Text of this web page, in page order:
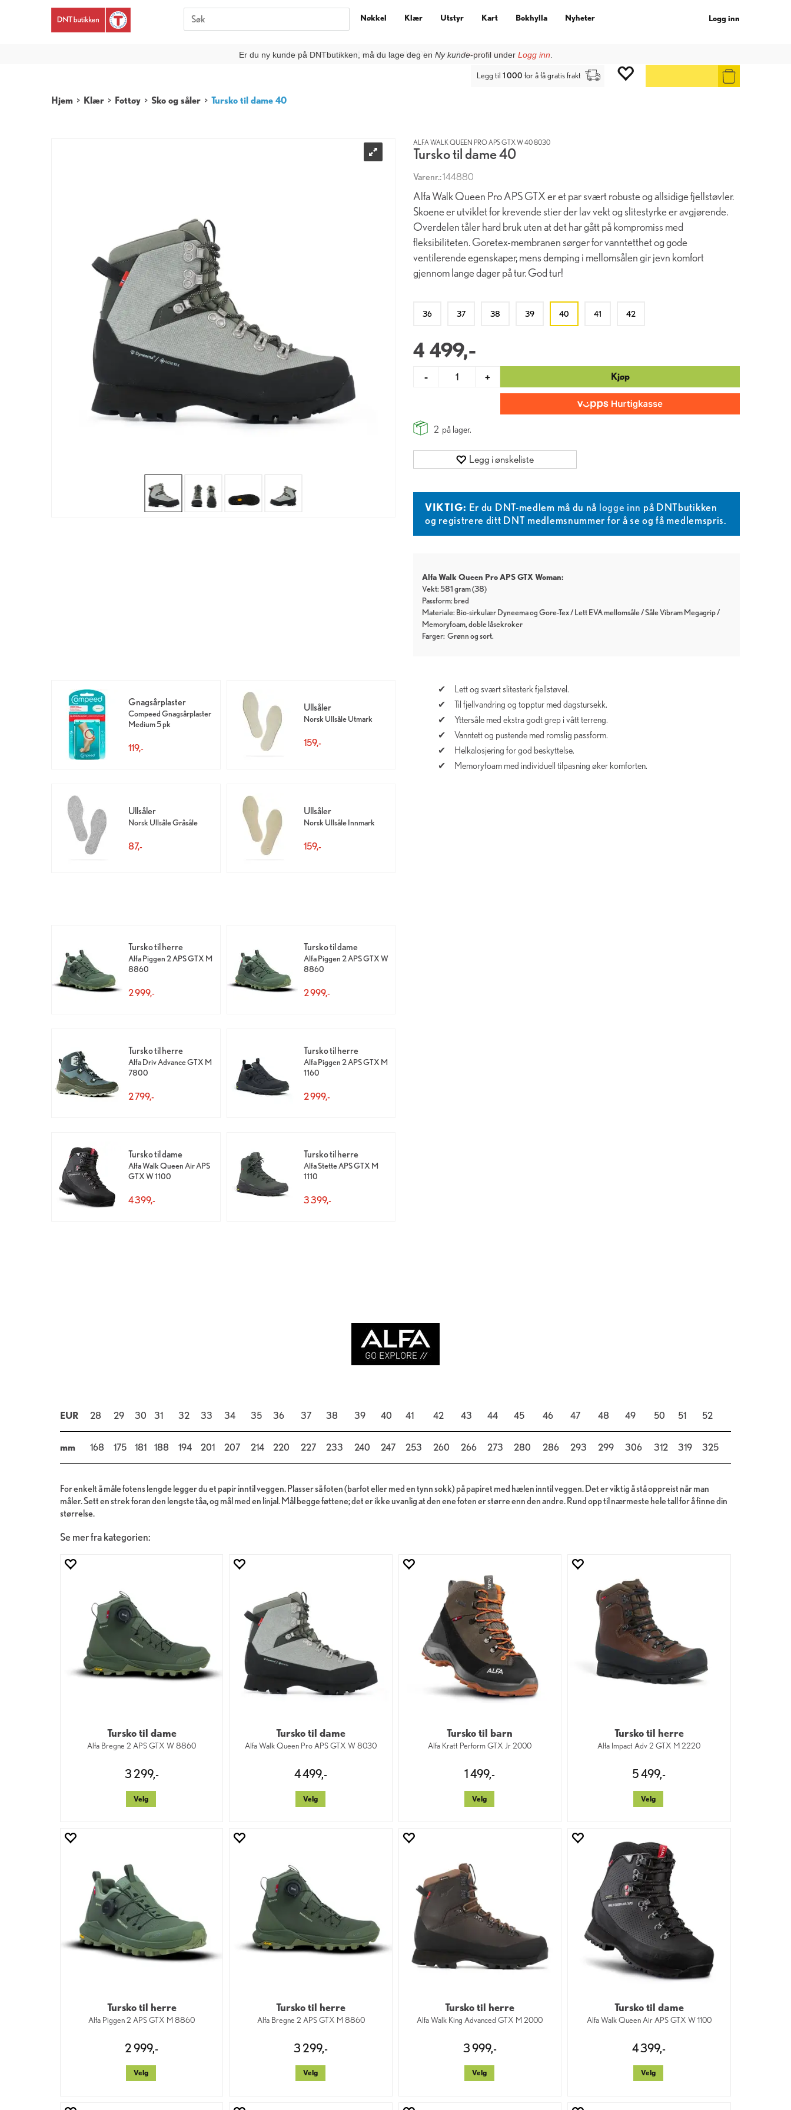
Logg inn
Er du ny kunde på DNTbutikken, må du lage deg en Ny kunde-profil under Logg inn
Nøkkel Klær Utstyr Kart Bokhylla Nyheter
Legg til 1 000 for å få gratis frakt
Hjem > Klær > Fottøy > Sko og såler > Tursko til dame 40
ALFA WALK QUEEN PRO APS GTX W 40 8030
Tursko til dame 40
Varenr.:144880
Alfa Walk Queen Pro APS GTX er et par svært robuste og allsidige fjellstøvler.
Skoene er utviklet for krevende stier der lav vekt og slitestyrke er avgjørende.
Overdelen tåler hard bruk uten at det har gått på kompromiss med
fleksibiliteten. Goretex-membranen sørger for vanntetthet og gode
ventilerende egenskaper, mens demping i mellomsålen gir jevn komfort
gjennom lange dager på tur. God tur!
36 37 38 39 40 41 42
4 499,-
- + Kjøp
2 på lager.
Legg i ønskeliste
VIKTIG: Er du DNT-medlem må du nå logge inn på DNTbutikken
og registrere ditt DNT medlemsnummer for å se og få medlemspris.
Alfa Walk Queen Pro APS GTX Woman:
Vekt: 581 gram (38)
Passform: bred
Materiale: Bio-sirkulær Dyneema og Gore-Tex / Lett EVA mellomsåle / Såle Vibram Megagrip /
Memoryfoam, doble låsekroker
Farger: Grønn sort
Gnagsårplaster
Compeed Gnagsårplaster
Medium 5 pk
119,-
Ullsåler
Norsk Ullsåle Utmark
159,-
Ullsåler
Norsk Ullsåle Gråsåle
87,-
Ullsåler
Norsk Ullsåle Innmark
159,-
Tursko til herre
Alfa Piggen 2 APS GTX M
8860
2 999,-
Tursko til dame
Alfa Piggen 2 APS GTX W
8860
2 999,-
Tursko til herre
Alfa Driv Advance GTX M
7800
2 799,-
Tursko til herre
Alfa Piggen 2 APS GTX M
1160
2 999,-
Tursko til dame
Alfa Walk Queen Air APS
GTX W 1100
4 399,-
Tursko til herre
Alfa Stette APS GTX M
1110
3 399,-
Lett og svært slitesterk fjellstøvel.
Til fjellvandring og topptur med dagstursekk.
Yttersåle med ekstra godt grep i vått terreng.
Vanntett og pustende med romslig passform.
Helkalosjering for god beskyttelse.
Memoryfoam med individuell tilpasning øker komforten.
EUR 28 29 30 31 32 33 34 35 36 37 38 39 40 41 42 43 44 45 46 47 48 49 50 51 52
mm 168 175 181 188 194 201 207 214 220 227 233 240 247 253 260 266 273 280 286 293 299 306 312 319 325
For enkelt å måle fotens lengde legger du et papir inntil veggen. Plasser så foten (barfot eller med en tynn sokk) på papiret med hælen inntil veggen. Det er viktig å stå oppreist når man
måler. Sett en strek foran den lengste tåa, og mål med en linjal. Mål begge føttene; det er ikke uvanlig at den ene foten er større enn den andre. Rund opp til nærmeste hele tall for å finne din
størrelse.
Se mer fra kategorien:
Tursko til dame
Alfa Bregne 2 APS GTX W 8860
3 299,-
Velg
Tursko til dame
Alfa Walk Queen Pro APS GTX W 8030
4 499,-
Velg
Tursko til barn
Alfa Kratt Perform GTX Jr 2000
1 499,-
Velg
Tursko til herre
Alfa Impact Adv 2 GTX M 2220
5 499,-
Velg
Tursko til herre
Alfa Piggen 2 APS GTX M 8860
2 999,-
Velg
Tursko til herre
Alfa Bregne 2 APS GTX M 8860
3 299,-
Velg
Tursko til herre
Alfa Walk King Advanced GTX M 2000
3 999,-
Velg
Tursko til dame
Alfa Walk Queen Air APS GTX W 1100
4 399,-
Velg